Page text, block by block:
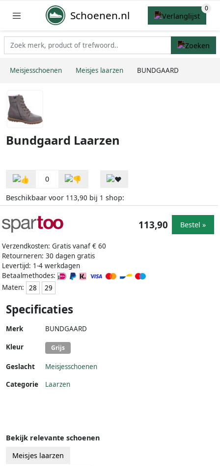
Schoenen.nl
Meisjesschoenen Meisjes laarzen BUNDGAARD
Bundgaard Laarzen
0
Beschikbaar voor 113,90 bij 1 shop:
Verzendkosten: Gratis vanaf € 60
Retourneren: 30 dagen gratis
Levertijd: 1-4 werkdagen
Betaalmethodes:
Maten:
28 29
113,90 Bestel »
Specificaties
Merk BUNDGAARD
Kleur Grijs
Geslacht
Meisjesschoenen
Categorie
Laarzen
Bekijk relevante schoenen
Meisjes laarzen